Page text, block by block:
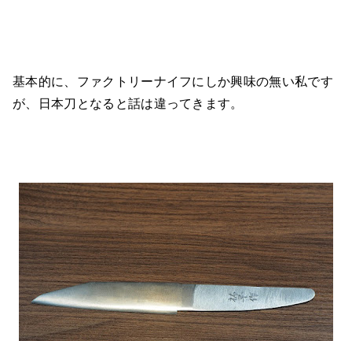
基本的に、ファクトリーナイフにしか興味の無い私です
が、日本刀となると話は違ってきます。